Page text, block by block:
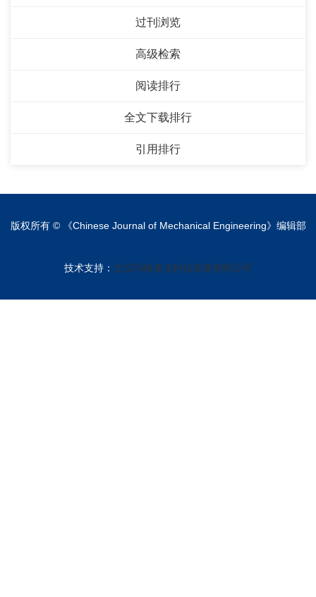
过刊浏览
高级检索
阅读排行
全文下载排行
引用排行
版权所有 © 《Chinese Journal of Mechanical Engineering》编辑部
技术支持： 北京玛格泰克科技发展有限公司